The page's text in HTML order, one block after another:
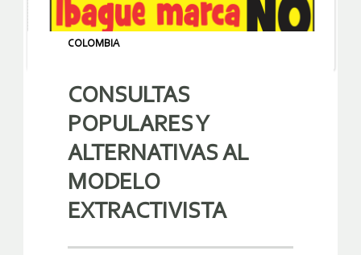
COLOMBIA
CONSULTAS
POPULARES Y
ALTERNATIVAS AL
MODELO
EXTRACTIVISTA